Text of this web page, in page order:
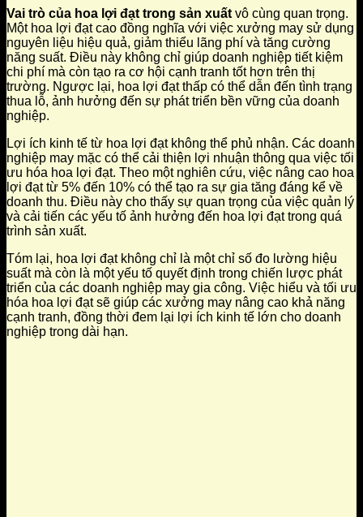
Vai trò của hoa lợi đạt trong sản xuấtvô cùng quan trọng.
Một hoa lợi đạt cao đồng nghĩa với việc xưởng may sử dụng
nguyên liệu hiệu quả, giảm thiểu lãng phí và tăng cường
năng suất. Điều này không chỉ giúp doanh nghiệp tiết kiệm
chi phí mà còn tạo ra cơ hội cạnh tranh tốt hơn trên thị
trường. Ngược lại, hoa lợi đạt thấp có thể dẫn đến tình trạng
thua lỗ, ảnh hưởng đến sự phát triển bền vững của doanh
nghiệp.
Lợi ích kinh tế từ hoa lợi đạt không thể phủ nhận. Các doanh
nghiệp may mặc có thể cải thiện lợi nhuận thông qua việc tối
ưu hóa hoa lợi đạt. Theo một nghiên cứu, việc nâng cao hoa
lợi đạt từ 5% đến 10% có thể tạo ra sự gia tăng đáng kể về
doanh thu. Điều này cho thấy sự quan trọng của việc quản lý
và cải tiến các yếu tố ảnh hưởng đến hoa lợi đạt trong quá
trình sản xuất.
Tóm lại, hoa lợi đạt không chỉ là một chỉ số đo lường hiệu
suất mà còn là một yếu tố quyết định trong chiến lược phát
triển của các doanh nghiệp may gia công. Việc hiểu và tối ưu
hóa hoa lợi đạt sẽ giúp các xưởng may nâng cao khả năng
cạnh tranh, đồng thời đem lại lợi ích kinh tế lớn cho doanh
nghiệp trong dài hạn.